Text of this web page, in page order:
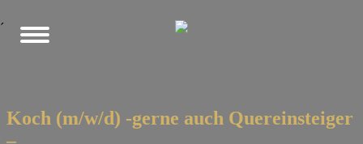
´
Koch (m/w/d) -gerne auch Quereinsteiger